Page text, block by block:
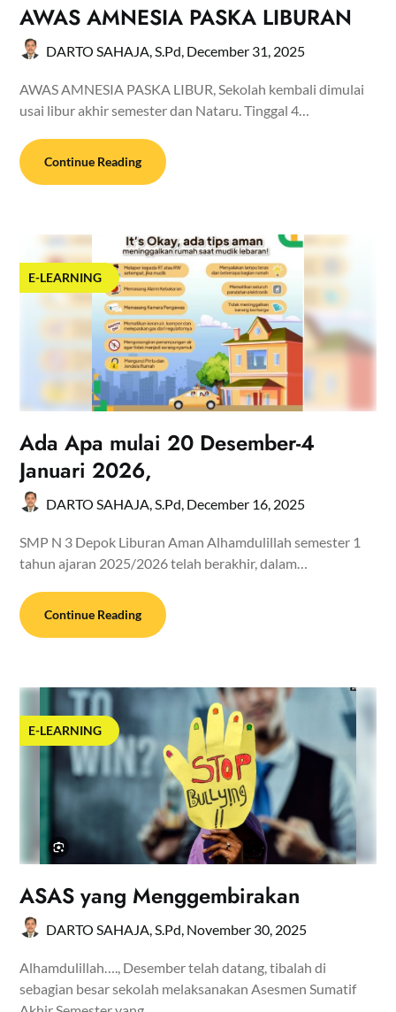
AWAS AMNESIA PASKA LIBURAN
DARTO SAHAJA, S.Pd, December 31, 2025
AWAS AMNESIA PASKA LIBUR, Sekolah kembali dimulai
usai libur akhir semester dan Nataru. Tinggal 4…
Continue Reading
E-LEARNING
Ada Apa mulai 20 Desember-4
Januari 2026,
DARTO SAHAJA, S.Pd, December 16, 2025
SMP N 3 Depok Liburan Aman Alhamdulillah semester 1
tahun ajaran 2025/2026 telah berakhir, dalam…
Continue Reading
E-LEARNING
ASAS yang Menggembirakan
DARTO SAHAJA, S.Pd, November 30, 2025
Alhamdulillah…., Desember telah datang, tibalah di
sebagian besar sekolah melaksanakan Asesmen Sumatif